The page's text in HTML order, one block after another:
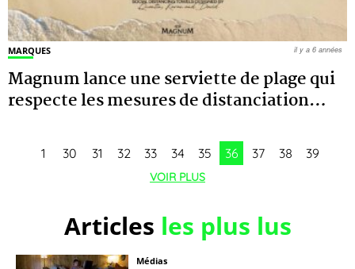
MARQUES
Magnum lance une serviette de plage qui
respecte les mesures de distanciation…
il y a 6 années
1 30 31 32 33 34 35 36 37 38 39
VOIR PLUS
Articles les plus lus
Médias